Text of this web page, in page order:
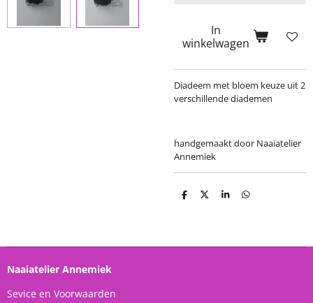
In
winkelwagen
Diadeem met bloem keuze uit 2
verschillende diademen
handgemaakt door Naaiatelier
Annemiek
D
D
S
D
Naaiatelier Annemiek
Sevice en Voorwaarden